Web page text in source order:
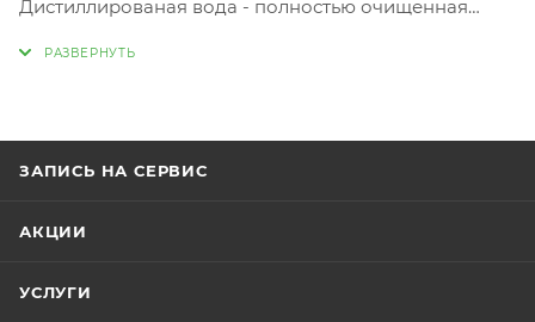
Дистиллированая вода - полностью очищенная
ЗАПИСЬ НА СЕРВИС
АКЦИИ
УСЛУГИ